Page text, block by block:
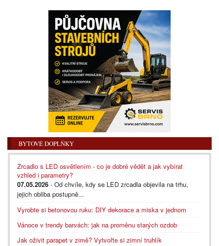
BYTOVÉ DOPLŇKY
Zrcadlo s LED osvětlením - co je dobré vědět a jak vybírat
vzhled i parametry?
07.05.2026 - Od chvíle, kdy se LED zrcadla objevila na trhu,
jejich obliba postupně...
Vyrobte si betonovou ruku: DIY dekorace a miska v jednom
Vánoce v trendy barvách: jak na proměnu starých ozdob
Jak oživit parapet v zimě? Vytvořte si zimní truhlík